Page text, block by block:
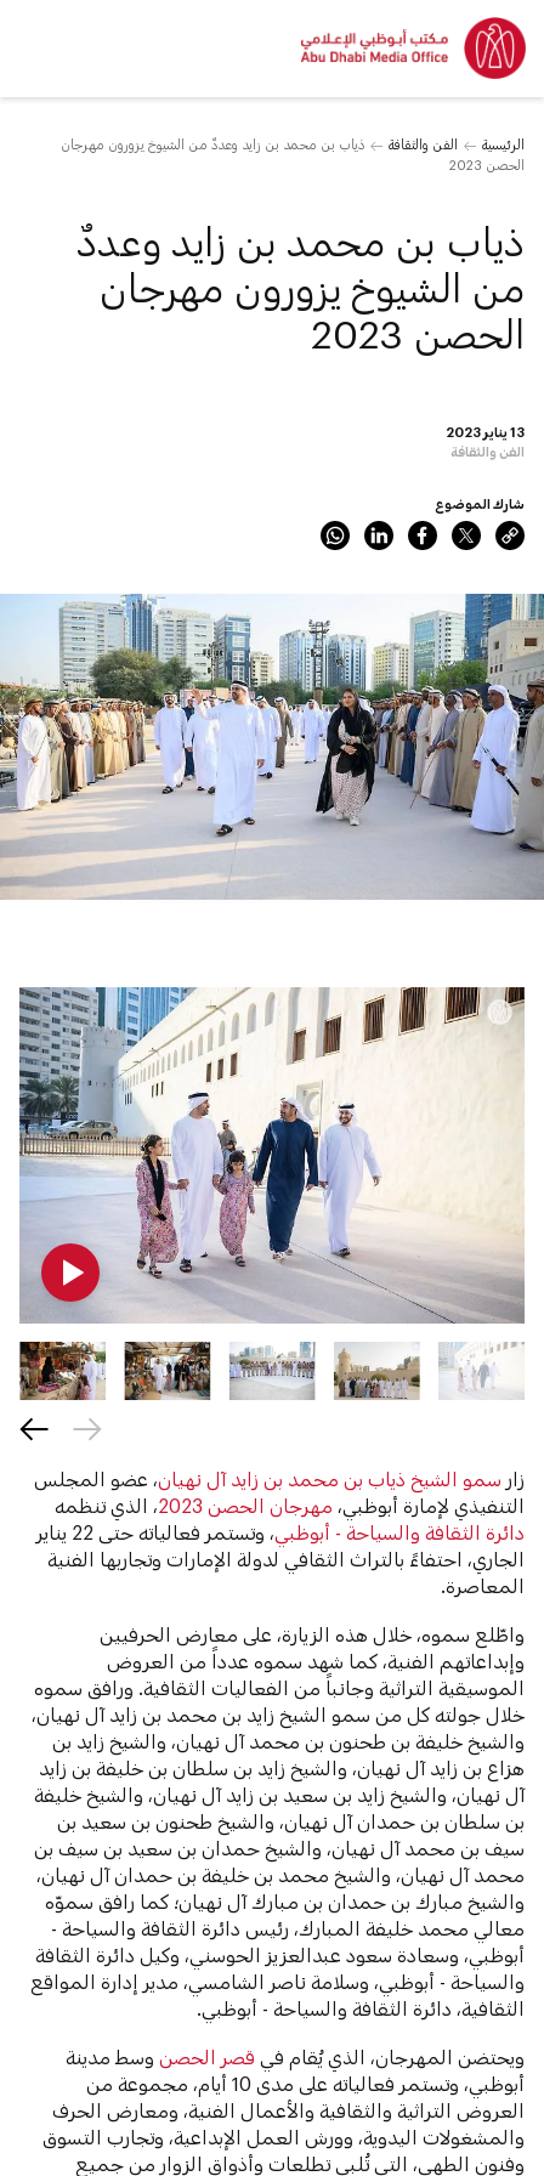
الرئيسية الفن والثقافة
ذياب بن محمد بن زايد وعددٌ من الشيوخ يزورون مهرجان
الحصن 2023
13 يناير 2023
الفن والثقافة
ذياب بن محمد بن زايد وعددٌ
من الشيوخ يزورون مهرجان
الحصن 2023
شارك الموضوع
زار سمو الشيخ ذياب بن محمد بن زايد آل نهيان، عضو المجلس
التنفيذي لإمارة أبوظبي، مهرجان الحصن 2023
، الذي تنظمه
دائرة الثقافة والسياحة - أبوظبي
، وتستمر فعالياته حتى 22 يناير
الجاري، احتفاءً بالتراث الثقافي لدولة الإمارات وتجاربها الفنية
المعاصرة.
واطّلع سموه، خلال هذه الزيارة، على معارض الحرفيين
وإبداعاتهم الفنية، كما شهد سموه عدداً من العروض
الموسيقية التراثية وجانباً من الفعاليات الثقافية. ورافق سموه
خلال جولته كل من سمو الشيخ زايد بن محمد بن زايد آل نهيان،
والشيخ خليفة بن طحنون بن محمد آل نهيان، والشيخ زايد بن
هزاع بن زايد آل نهيان، والشيخ زايد بن سلطان بن خليفة بن زايد
آل نهيان، والشيخ زايد بن سعيد بن زايد آل نهيان، والشيخ خليفة
بن سلطان بن حمدان آل نهيان، والشيخ طحنون بن سعيد بن
سيف بن محمد آل نهيان، والشيخ حمدان بن سعيد بن سيف بن
محمد آل نهيان، والشيخ محمد بن خليفة بن حمدان آل نهيان،
والشيخ مبارك بن حمدان بن مبارك آل نهيان؛ كما رافق سموّه
معالي محمد خليفة المبارك، رئيس دائرة الثقافة والسياحة -
أبوظبي، وسعادة سعود عبدالعزيز الحوسني، وكيل دائرة الثقافة
والسياحة - أبوظبي، وسلامة ناصر الشامسي، مدير إدارة المواقع
الثقافية، دائرة الثقافة والسياحة - أبوظبي.
ويحتضن المهرجان، الذي يُقام في قصر الحصن وسط مدينة
أبوظبي، وتستمر فعالياته على مدى 10 أيام، مجموعة من
العروض التراثية والثقافية والأعمال الفنية، ومعارض الحرف
والمشغولات اليدوية، وورش العمل الإبداعية، وتجارب التسوق
وفنون الطهي، التي تُلبي تطلعات وأذواق الزوار من جميع